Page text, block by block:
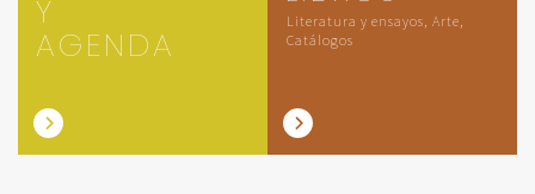
Y
AGENDA
Literatura y ensayos, Arte,
Catálogos